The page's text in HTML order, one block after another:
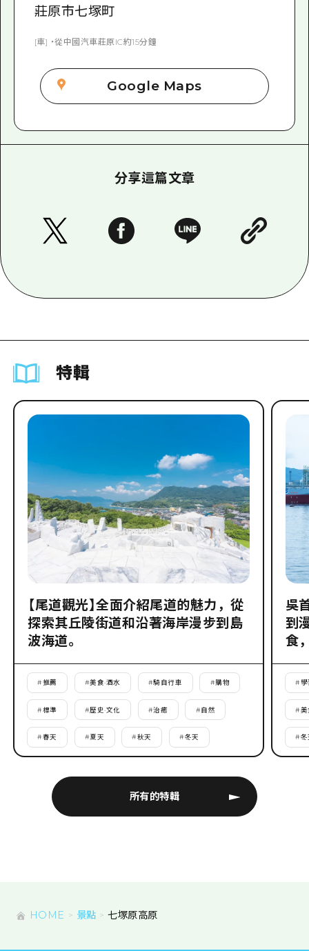
莊原市七塚町
[車] ・從中國汽車莊原IC約15分鐘
Google Maps
分享這篇文章
特輯
所有的特輯
【尾道觀光】全面介紹尾道的魅力，從
探索其丘陵街道和沿著海岸漫步到島
波海道。
#推薦 #美食·酒水 #騎自行車 #購物
#標準 #歷史·文化 #治癒 #自然
#春天 #夏天 #秋天 #冬天
吳
到
食
# 學
#美
#冬
HOME 景點 七塚原高原